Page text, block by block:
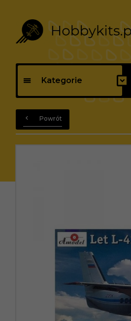
Kategorie
Powrót